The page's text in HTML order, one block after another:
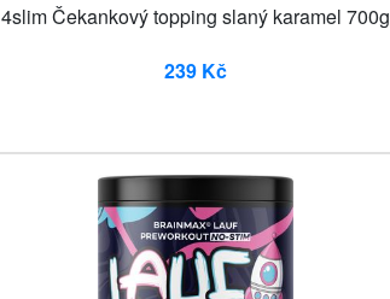
4slim Čekankový topping slaný karamel 700g
239 Kč